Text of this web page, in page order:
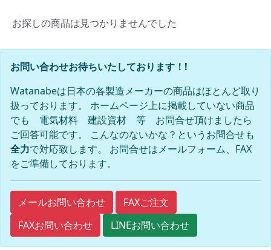
お探しの商品は見つかりませんでした
お問い合わせお待ちいたしております！!
Watanabeは日本の各製造メーカーの商品はほとんど取り
扱っております。 ホームページ上に掲載していない商品
でも 電気材料 建設資材 等 お問合せ頂けましたら
ご回答可能です。 こんなのないかな？というお問合せも
全力で対応致します。 お問合せはメールフォーム、FAX
をご準備しております。
メールお問い合わせ
FAXご注文
FAXお問い合わせ
LINEお問い合わせ